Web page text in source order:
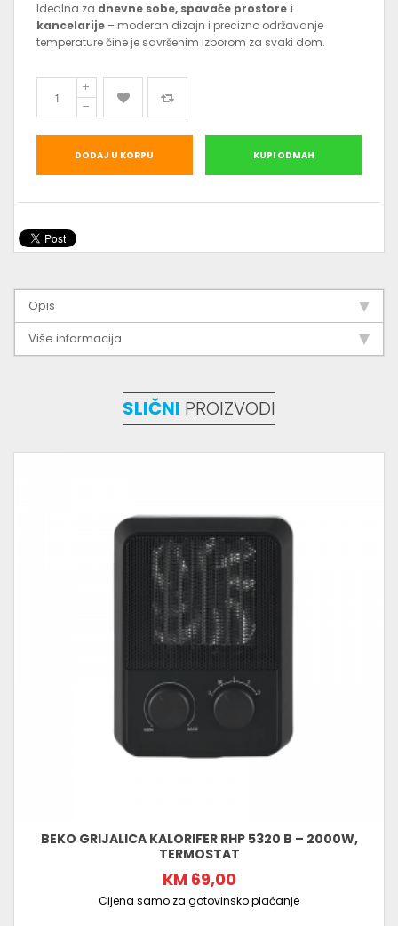
Idealna za dnevne sobe, spavaće prostore i
kancelarije – moderan dizajn i precizno održavanje
temperature čine je savršenim izborom za svaki dom.
DODAJ U KORPU KUPI ODMAH
Opis
Više informacija
SLIČNI PROIZVODI
BEKO GRIJALICA KALORIFER RHP 5320 B – 2000W,
TERMOSTAT
KM 69,00
Cijena samo za gotovinsko plaćanje